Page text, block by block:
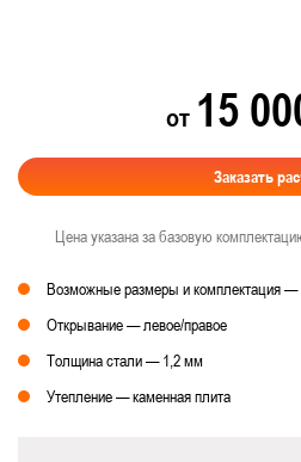
от 15
Заказать
Цена указана за базовую
Возможные размеры и комплектация
Открывание — левое/правое
Толщина стали — 1,2 мм
Утепление — каменная плита